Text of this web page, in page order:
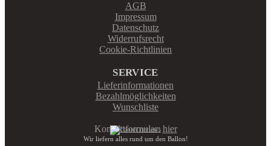
AGB
Impressum
Datenschutz
Widerrufsrecht
Cookie-Richtlinien
SERVICE
Lieferinformationen
Bezahlmöglichkeiten
Wunschliste
Kontaktformular:hier
Wir liefern alles rund um den Ballon!